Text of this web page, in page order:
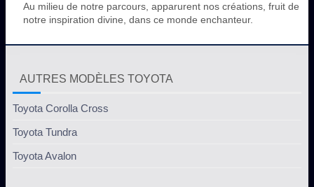
Au milieu de notre parcours, apparurent nos créations, fruit de
notre inspiration divine, dans ce monde enchanteur.
AUTRES MODÈLES TOYOTA
Toyota Corolla Cross
Toyota Tundra
Toyota Avalon